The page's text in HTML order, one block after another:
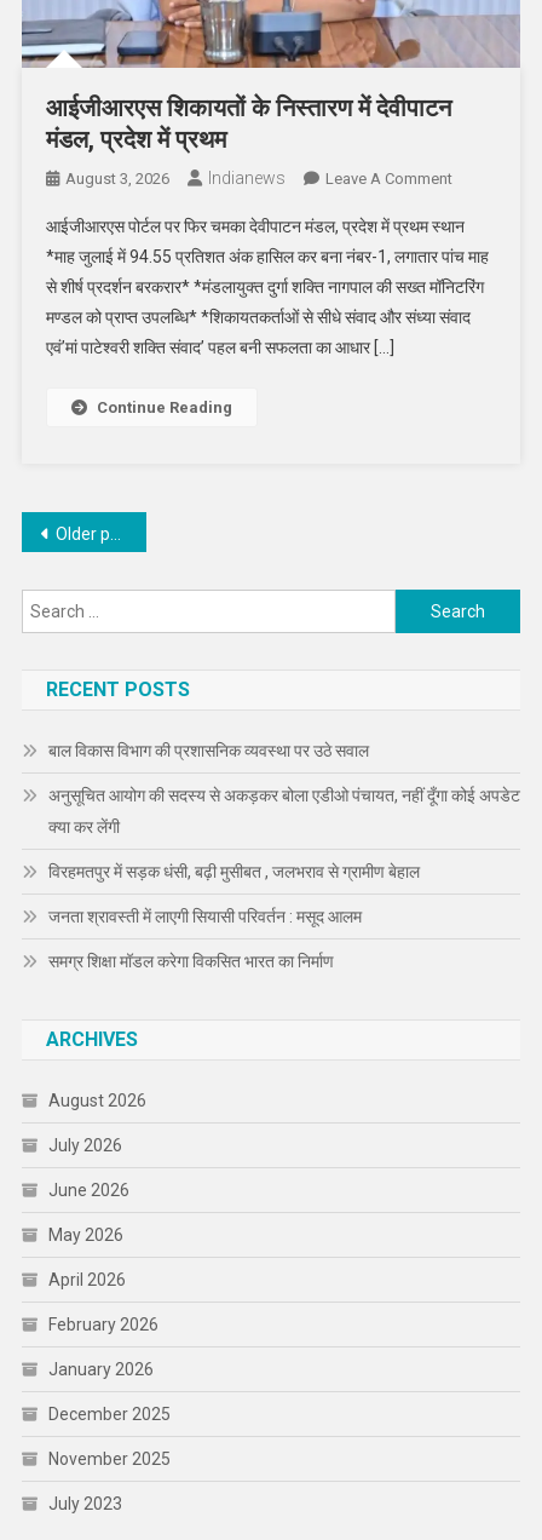
आईजीआरएस शिकायतों के निस्तारण में देवीपाटन
मंडल, प्रदेश में प्रथम
August 3, 2026 Indianews Leave A CommentOn
शिकायतों
के
निस्तारण
में
आईजीआरएस पोर्टल पर फिर चमका देवीपाटन मंडल, प्रदेश में प्रथम स्थान
*माह जुलाई में 94.55 प्रतिशत अंक हासिल कर बना नंबर-1, लगातार पांच माह
से शीर्ष प्रदर्शन बरकरार* *मंडलायुक्त दुर्गा शक्ति नागपाल की सख्त मॉनिटरिंग
मण्डल को प्राप्त उपलब्धि* *शिकायतकर्ताओं से सीधे संवाद और संध्या संवाद
एवं’मां पाटेश्वरी शक्ति संवाद’ पहल बनी सफलता का आधार […]
Continue Reading
Posts
navigation
Older posts
Search
for:
RECENT POSTS
बाल विकास विभाग की प्रशासनिक व्यवस्था पर उठे सवाल
अनुसूचित आयोग की सदस्य से अकड़कर बोला एडीओ पंचायत, नहीं दूँगा कोई अपडेट
क्या कर लेंगी
विरहमतपुर में सड़क धंसी, बढ़ी मुसीबत , जलभराव से ग्रामीण बेहाल
जनता श्रावस्ती में लाएगी सियासी परिवर्तन : मसूद आलम
समग्र शिक्षा मॉडल करेगा विकसित भारत का निर्माण
ARCHIVES
August 2026
July 2026
June 2026
May 2026
April 2026
February 2026
January 2026
December 2025
November 2025
July 2023